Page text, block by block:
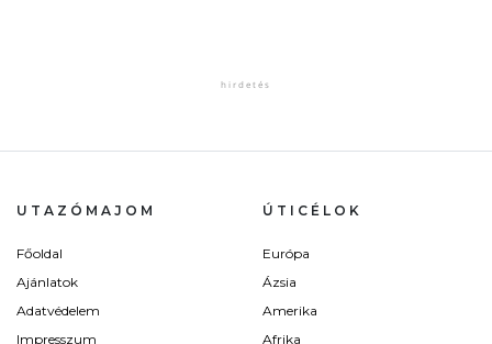
UTAZÓMAJOM
Főoldal
Ajánlatok
Adatvédelem
Impresszum
ÚTICÉLOK
Európa
Ázsia
Amerika
Afrika